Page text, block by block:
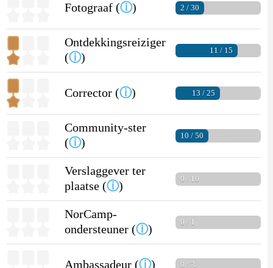
Fotograaf (ⓘ) 2 / 30
Ontdekkingsreiziger
(ⓘ)
11 / 15
Corrector (ⓘ) 13 / 25
Community-ster
(ⓘ)
10 / 50
Verslaggever ter
plaatse (ⓘ)
0 / 10
NorCamp-
ondersteuner (ⓘ)
0 / 1
Ambassadeur (ⓘ) 0 / 3